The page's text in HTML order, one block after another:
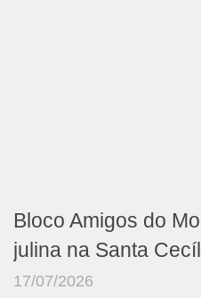
Bloco Amigos do
julina na Santa
17/07/2026